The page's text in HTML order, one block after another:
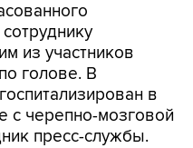
из участников
голове. В
в
с черепно-мозговой
пресс-службы.